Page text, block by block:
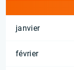
janvier
février